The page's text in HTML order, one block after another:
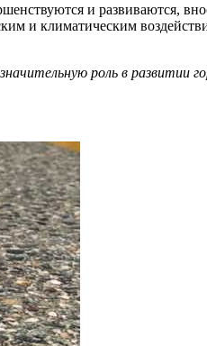
и развиваются,
и климатическим
роль в развитии